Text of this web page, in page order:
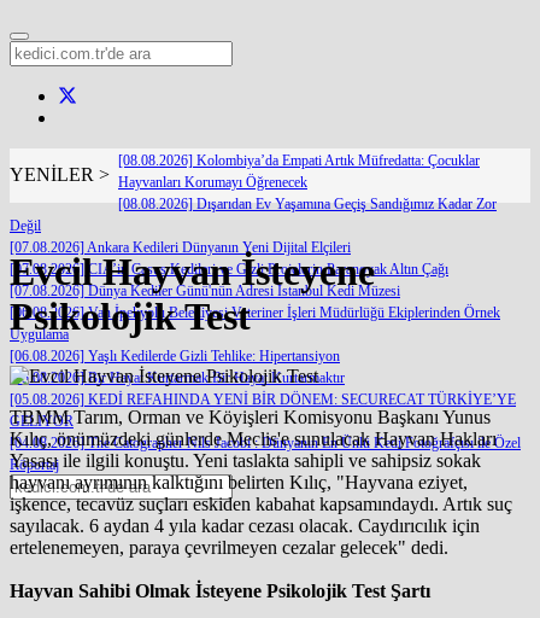
YENİLER >
[08.08.2026] Kolombiya’da Empati Artık Müfredatta: Çocuklar
Hayvanları Korumayı Öğrenecek
[08.08.2026] Dışarıdan Ev Yaşamına Geçiş Sandığımız Kadar Zor
Değil
[07.08.2026] Ankara Kedileri Dünyanın Yeni Dijital Elçileri
[07.08.2026] CIA’in Casus Kedileri ve Gizli Projelerin Paranoyak Altın Çağı
[07.08.2026] Dünya Kediler Günü'nün Adresi İstanbul Kedi Müzesi
[06.08.2026] Van İpekyolu Belediyesi Veteriner İşleri Müdürlüğü Ekiplerinden Örnek
Uygulama
[06.08.2026] Yaşlı Kedilerde Gizli Tehlike: Hipertansiyon
[05.08.2026] Bir Hayat Kurtarmak Bir Hayat Kurtarmaktır
[05.08.2026] KEDİ REFAHINDA YENİ BİR DÖNEM: SECURECAT TÜRKİYE’YE
GELİYOR
[04.08.2026] The Catographer Nils Jacobi : Dünyanın En Ünlü Kedi Fotoğrafçısı ile Özel
Röportaj
Evcil Hayvan İsteyene
Psikolojik Test
TBMM Tarım, Orman ve Köyişleri Komisyonu Başkanı Yunus
Kılıç, önümüzdeki günlerde Meclis'e sunulacak Hayvan Hakları
Yasası ile ilgili konuştu. Yeni taslakta sahipli ve sahipsiz sokak
hayvanı ayrımının kalktığını belirten Kılıç, "Hayvana eziyet,
işkence, tecavüz suçları eskiden kabahat kapsamındaydı. Artık suç
sayılacak. 6 aydan 4 yıla kadar cezası olacak. Caydırıcılık için
ertelenemeyen, paraya çevrilmeyen cezalar gelecek" dedi.
Hayvan Sahibi Olmak İsteyene Psikolojik Test Şartı